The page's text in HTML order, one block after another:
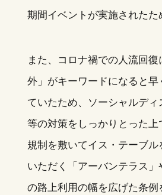
期間イベントが実施されたた
また、コロナ禍での人流回
外」がキーワードになると早
ていたため、ソーシャルデ
等の対策をしっかりとった上
規制を敷いてイス・テーブル
いただく「アーバンテラス
の路上利用の幅を広げた条例